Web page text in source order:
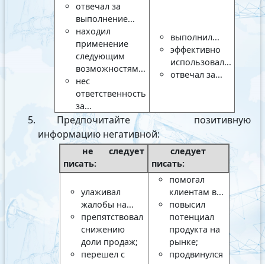
отвечал за
выполнение...
находил
применение
следующим
возможностям...
нес
ответственность
за...
выполнил...
эффективно
использовал...
отвечал за...
Предпочитайте позитивную
информацию негативной:
не следует
писать:
следует
писать:
улаживал
жалобы на...
препятствовал
снижению
доли продаж;
перешел с
помогал
клиентам в...
повысил
потенциал
продукта на
рынке;
продвинулся